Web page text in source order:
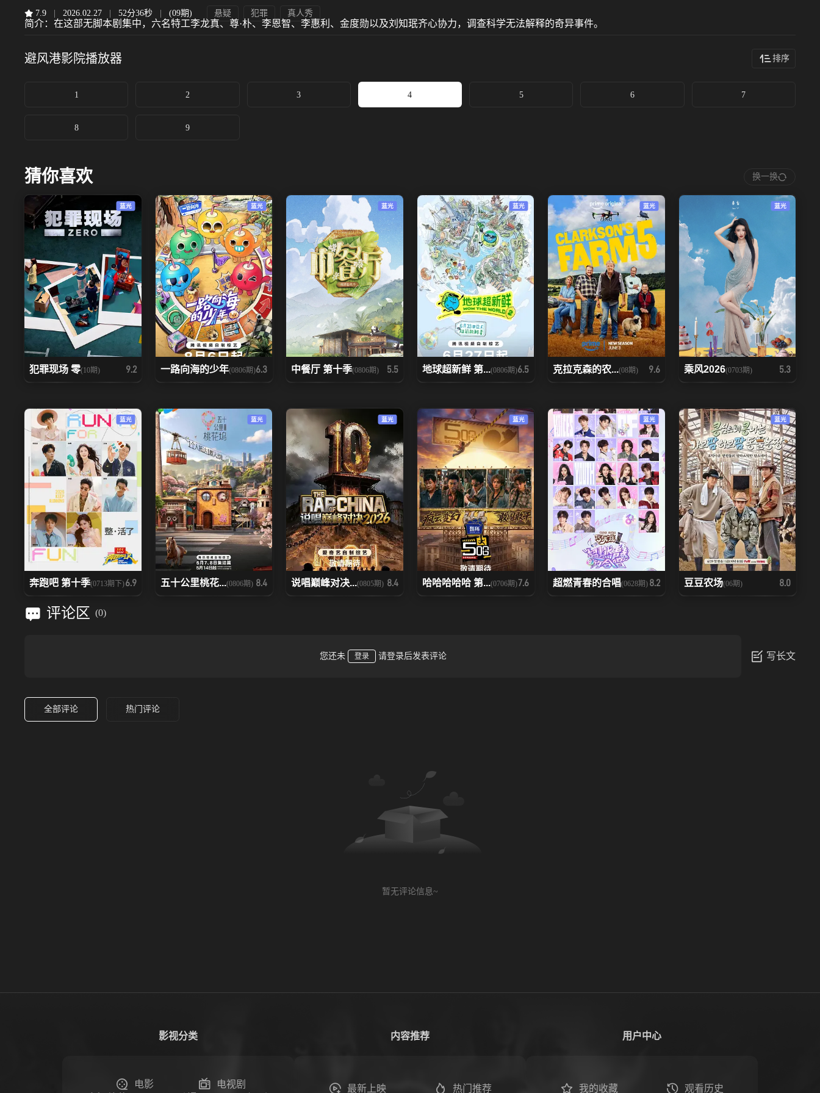
7.9 2026.02.27 52分36秒 (09期) 悬疑 犯罪 真人秀
简介： 在这部无脚本剧集中，六名特工李龙真、尊·朴、李恩智、李惠利、金度勋以及刘知珉齐心协力，调查科学无法解释的奇异事件。
避风港影院播放器 排序
1 2 3 4 5 6 7
8 9
猜你喜欢 换一换
蓝光
犯罪现场 零(10期) 9.2
蓝光
一路向海的少年(0806期)6.3
蓝光
中餐厅 第十季(0806期) 5.5
蓝光
地球超新鲜 第...(0806期)6.5
蓝光
克拉克森的农...(08期) 9.6
蓝光
乘风2026(0703期) 5.3
蓝光
奔跑吧 第十季(0713期下)6.9
蓝光
五十公里桃花...(0806期) 8.4
蓝光
说唱巅峰对决...(0805期) 8.4
蓝光
哈哈哈哈哈 第...(0706期)7.6
蓝光
超燃青春的合唱(0628期) 8.2
蓝光
豆豆农场(06期) 8.0
评论区 (0)
您还未 登录 请登录后发表评论 写长文
全部评论 热门评论
暂无评论信息~
影视分类
电影
电视剧
内容推荐
最新上映 热门推荐
用户中心
我的收藏 观看历史